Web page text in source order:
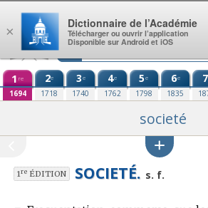
Aller au contenu
1 re
1694
2e
1718
3e
1740
4e
1762
5e
1798
6e
1835
7
societé
1reÉDITION SOCIETÉ. s. f.
×
Dictionnaire de l’Académie
Télécharger ou ouvrir l’application
Disponible sur Android et iOS